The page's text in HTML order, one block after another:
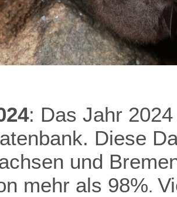
: Das Jahr
Diese
und
mehr als 98%.